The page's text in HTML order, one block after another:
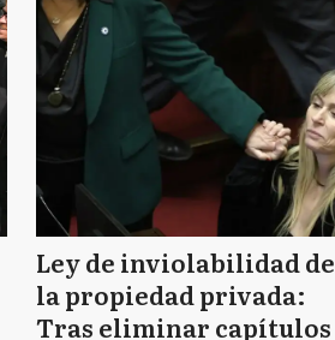
Ley de inviolabilidad de
la propiedad privada:
Tras eliminar capítulos